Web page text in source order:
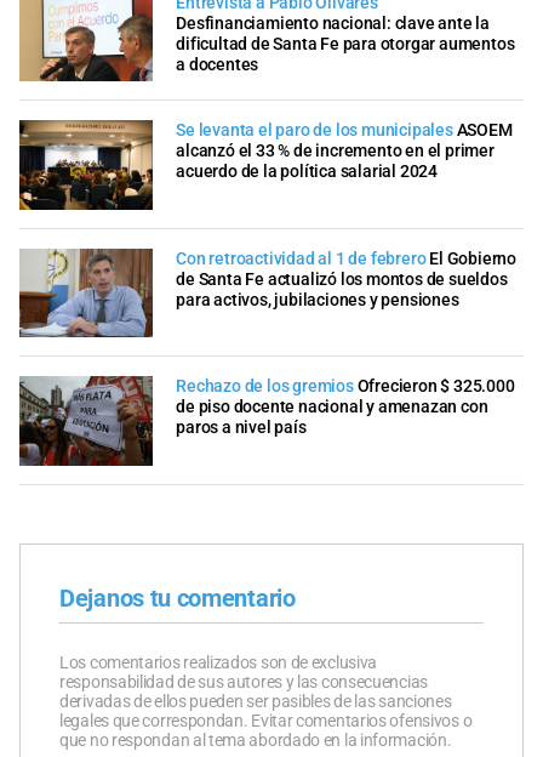
Desfinanciamiento nacional: clave ante la
dificultad de Santa Fe para otorgar aumentos
a docentes
Se levanta el paro de los municipalesASOEM
alcanzó el 33 % de incremento en el primer
acuerdo de la política salarial 2024
Con retroactividad al 1 de febrero El Gobierno
de Santa Fe actualizó los montos de sueldos
para activos, jubilaciones y pensiones
Rechazo de los gremiosOfrecieron $ 325.000
de piso docente nacional y amenazan con
paros a nivel país
Dejanos tu comentario
Los comentarios realizados son de exclusiva
responsabilidad de sus autores y las consecuencias
derivadas de ellos pueden ser pasibles de las sanciones
legales que correspondan. Evitar comentarios ofensivos o
que no respondan al tema abordado en la información.